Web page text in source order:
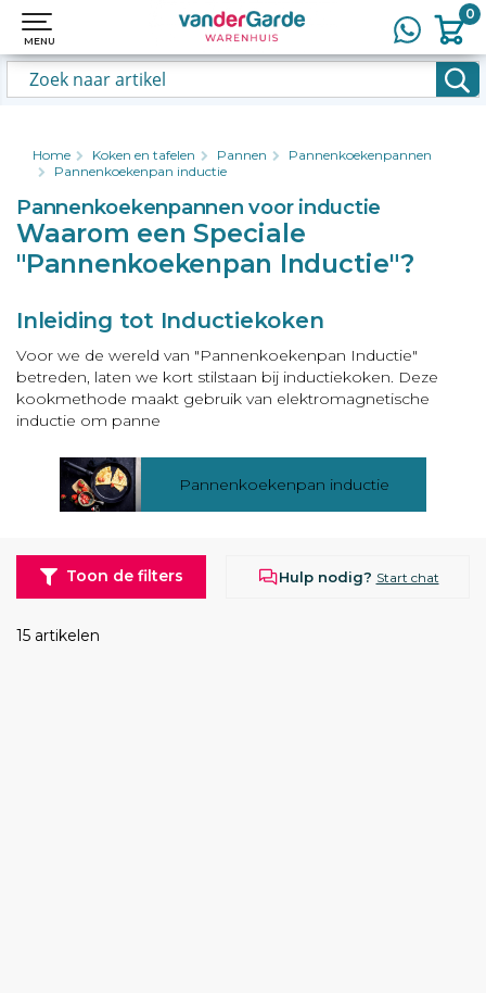
0
MENU
0
MENU
Home Koken en tafelen Pannen
Pannenkoekenpannen
Pannenkoekenpan inductie
Pannenkoekenpannen voor inductie
Waarom een Speciale
"Pannenkoekenpan Inductie"?
Inleiding tot Inductiekoken
Voor we de wereld van "Pannenkoekenpan Inductie"
betreden, laten we kort stilstaan bij inductiekoken. Deze
kookmethode maakt gebruik van elektromagnetische
inductie om panne
Pannenkoekenpan inductie
Hulp nodig? Start chat
15 artikelen
Toon de filters